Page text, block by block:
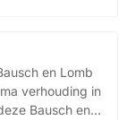
maandlenzen
verhouding in
Bausch en